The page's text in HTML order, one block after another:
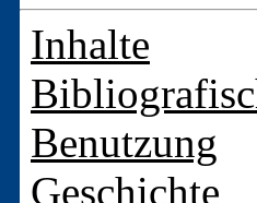
Inhalte
Benutzung
Geschichte